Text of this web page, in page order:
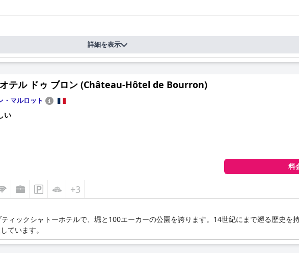
詳細を表示
テル ドゥ ブロン (Château-Hôtel de Bourron)
・マルロット
い
料
+3
ィックシャトーホテルで、堀と100エーカーの公園を誇ります。14世紀にまで遡る歴史を
ています。